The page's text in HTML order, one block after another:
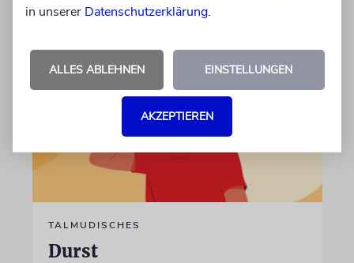
07.08.2026
TALMUDISCHES
Durst
in unserer Datenschutzerklärung.
ALLES ABLEHNEN EINSTELLUNGEN
AKZEPTIEREN